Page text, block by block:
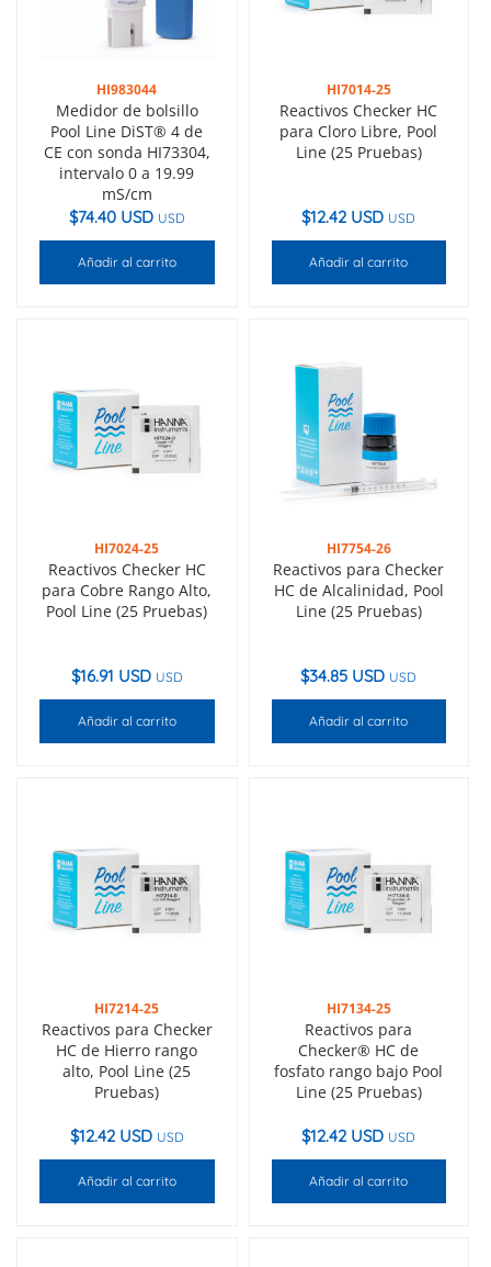
HI983044
Medidor de bolsillo
Pool Line DiST® 4 de
CE con sonda HI73304,
intervalo 0 a 19.99
mS/cm
$74.40 USD USD
Añadir al carrito
HI7014-25
Reactivos Checker HC
para Cloro Libre, Pool
Line (25 Pruebas)
$12.42 USD USD
Añadir al carrito
HI7024-25
Reactivos Checker HC
para Cobre Rango Alto,
Pool Line (25 Pruebas)
$16.91 USD USD
Añadir al carrito
HI7754-26
Reactivos para Checker
HC de Alcalinidad, Pool
Line (25 Pruebas)
$34.85 USD USD
Añadir al carrito
HI7214-25
Reactivos para Checker
HC de Hierro rango
alto, Pool Line (25
Pruebas)
$12.42 USD USD
Añadir al carrito
HI7134-25
Reactivos para
Checker® HC de
fosfato rango bajo Pool
Line (25 Pruebas)
$12.42 USD USD
Añadir al carrito